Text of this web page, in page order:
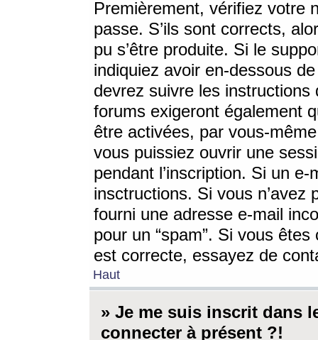
Premièrement, vérifiez votre
passe. S’ils sont corrects,
pu s’être produite. Si le
indiquiez avoir en-dessous
devrez suivre les
forums exigeront également
être activées, par vous-
vous puissiez ouvrir une
pendant l’inscription. Si un
insctructions. Si vous n’avez
fourni une adresse e-mail
pour un “spam”. Si vous
est correcte, essayez de
Haut
» Je me suis inscrit dans
connecter à présent ?!